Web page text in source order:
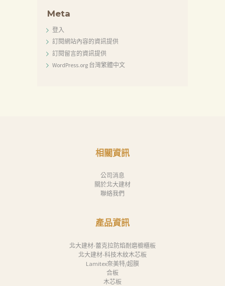
Meta
登入
訂閱網站內容的資訊提供
訂閱留言的資訊提供
WordPress.org 台灣繁體中文
相關資訊
公司消息
關於北大建材
聯絡我們
產品資訊
北大建材-蕾克拉防焰耐磨櫥櫃板
北大建材-科技木紋木芯板
Lamitex奈美特/超膜
合板
木芯板